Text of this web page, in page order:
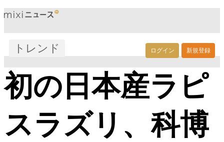
ログイン 新規登録
トレンド
初の日本産ラピ
スラズリ、科博